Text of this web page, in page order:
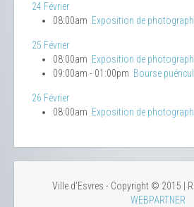
24 Février
08:00am Exposition de
25 Février
08:00am Exposition de
09:00am - 01:00pm Bourse
26 Février
08:00am Exposition de
Ville d'Esvres - Copyright © 2015 |
WEBPARTNER